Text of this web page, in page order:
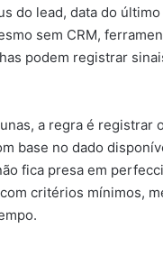
do lead, data do
sem CRM,
podem registrar
a regra é registrar
base no dado
fica presa em
critérios mínimos,